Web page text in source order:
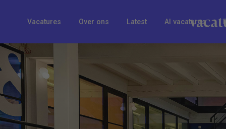
Vacatures Over ons Latest AI vacatures